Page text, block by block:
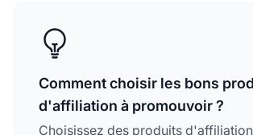
Comment choisir les bons
d'affiliation à promouvoir ?
Choisissez des produits